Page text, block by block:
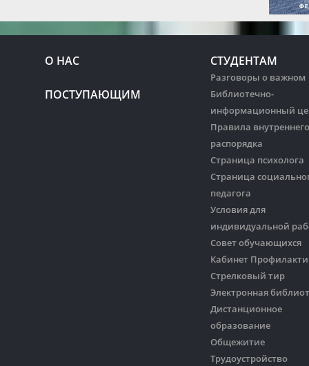
О НАС
ПОСТУПАЮЩИМ
СТУДЕНТАМ
Разговоры о важном
Библиотечно-
информационный
Правила внутреннего
распорядка
Страница психолога
Страница
педагога
Условия для
индивидуальной
Совет обучающихся
Кабинет
Стрелковый тир
Электронная
Дистанционное
образование
Общежитие
Трудоустройство